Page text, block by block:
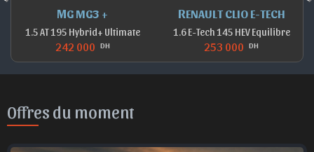
MG MG3 +
1.5 AT 195 Hybrid+ Ultimate
242 000 DH
RENAULT CLIO E-TECH
1.6 E-Tech 145 HEV Equilibre
253 000 DH
Offres du moment